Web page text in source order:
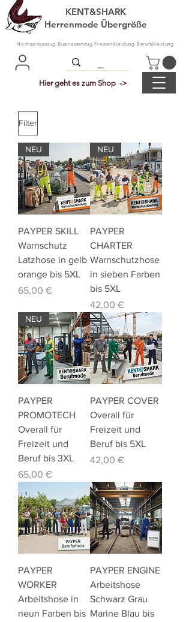
KENT&SHARK
Herrenmode Übergröße
Hochzeitsanzug Businessanzug Freizeitkleidung Berufskleidung
Hier geht es zum Shop ->
Filter
NEU
PAYPER SKILL
Warnschutz
Latzhose in gelb
orange bis 5XL
Preis
65,00 €
NEU
PAYPER
CHARTER
Warnschutzhose
in sieben Farben
bis 5XL
Preis
42,00 €
NEU
PAYPER
PROMOTECH
Overall für
Freizeit und
Beruf bis 3XL
Preis
65,00 €
PAYPER COVER
Overall für
Freizeit und
Beruf bis 5XL
Preis
42,00 €
PAYPER
WORKER
Arbeitshose in
neun Farben bis
PAYPER ENGINE
Arbeitshose
Schwarz Grau
Marine Blau bis